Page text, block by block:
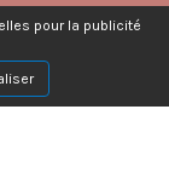
pour la publicité